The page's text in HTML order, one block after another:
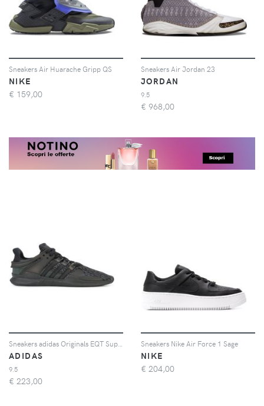
Sneakers Air Huarache Gripp QS
NIKE
€ 159,00
Sneakers Air Jordan 23
JORDAN
9.5
€ 968,00
ADIDAS
9.5
€ 223,00
Sneakers Nike Air Force 1 Sage
NIKE
€ 204,00